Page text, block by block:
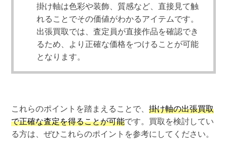
掛け軸は色彩や装飾、質感など、直接見て触
れることでその価値がわかるアイテムです。
出張買取では、査定員が直接作品を確認でき
るため、より正確な価格をつけることが可能
となります。
これらのポイントを踏まえることで、掛け軸の出張買取
で正確な査定を得ることが可能です。買取を検討してい
る方は、ぜひこれらのポイントを参考にしてください。